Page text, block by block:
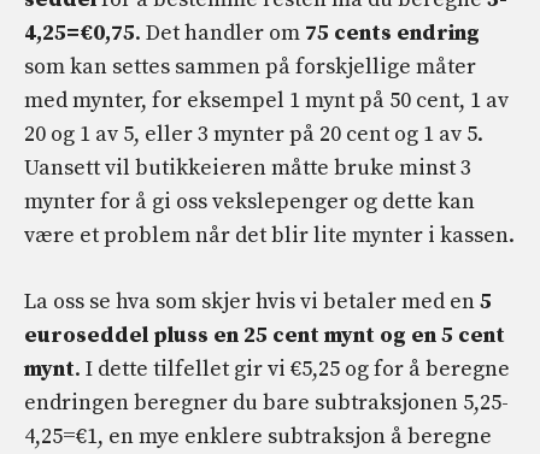
4,25=€0,75. Det handler om 75 cents endring
som kan settes sammen på forskjellige måter
med mynter, for eksempel 1 mynt på 50 cent, 1 av
20 og 1 av 5, eller 3 mynter på 20 cent og 1 av 5.
Uansett vil butikkeieren måtte bruke minst 3
mynter for å gi oss vekslepenger og dette kan
være et problem når det blir lite mynter i kassen.
La oss se hva som skjer hvis vi betaler med en5
euroseddel pluss en 25 cent mynt og en 5 cent
mynt. I dette tilfellet gir vi €5,25 og for å beregne
endringen beregner du bare subtraksjonen 5,25-
4,25=€1, en mye enklere subtraksjon å beregne